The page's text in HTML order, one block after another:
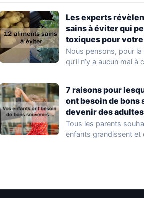
Les experts
sains à éviter qui
toxiques pour
Nous pensons, pour la
qu’il n’y a aucun mal
7 raisons pour
ont besoin de bons
devenir des
Tous les parents
enfants grandissent et